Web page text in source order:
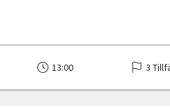
13:00 3